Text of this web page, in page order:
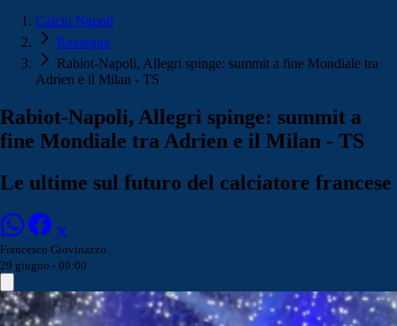
Calcio Napoli
Rassegna
Rabiot-Napoli, Allegri spinge: summit a fine Mondiale tra
Adrien e il Milan - TS
Rabiot-Napoli, Allegri spinge: summit a
fine Mondiale tra Adrien e il Milan - TS
Le ultime sul futuro del calciatore francese
Francesco Giovinazzo
29 giugno - 09:00